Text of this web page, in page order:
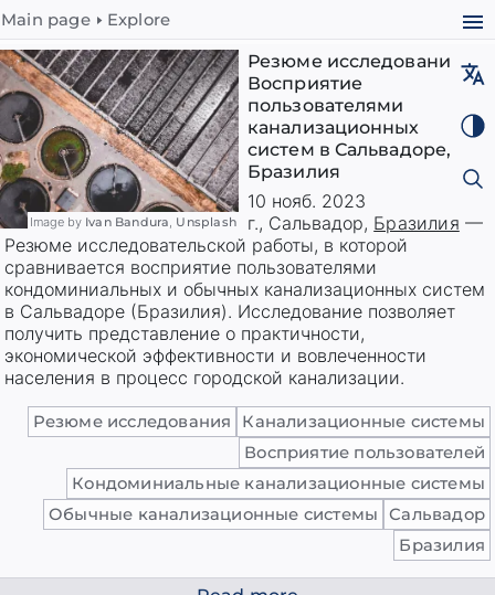
Main page Explore
Image by Ivan Bandura, Unsplash
Резюме исследования:
Восприятие
пользователями
канализационных
систем в Сальвадоре,
Бразилия
10 нояб. 2023
г., Сальвадор, Бразилия —
Резюме исследовательской работы, в которой
сравнивается восприятие пользователями
кондоминиальных и обычных канализационных систем
в Сальвадоре (Бразилия). Исследование позволяет
получить представление о практичности,
экономической эффективности и вовлеченности
населения в процесс городской канализации.
Резюме исследования
Канализационные системы
Восприятие пользователей
Кондоминиальные канализационные системы
Обычные канализационные системы
Сальвадор
Бразилия